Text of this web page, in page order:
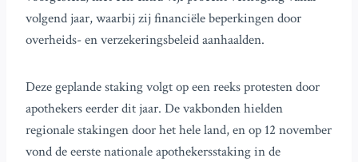
volgend jaar, waarbij zij financiële beperkingen door
overheids- en verzekeringsbeleid aanhaalden.
Deze geplande staking volgt op een reeks protesten door
apothekers eerder dit jaar. De vakbonden hielden
regionale stakingen door het hele land, en op 12 november
vond de eerste nationale apothekersstaking in de